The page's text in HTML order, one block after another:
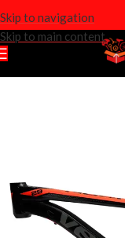
Skip to navigation
Skip to main content